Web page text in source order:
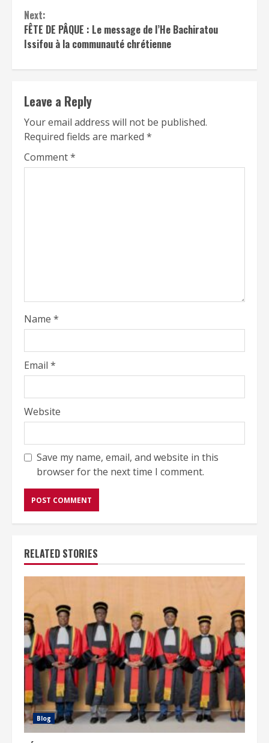
Next:
FÊTE DE PÂQUE : Le message de l’He Bachiratou
Issifou à la communauté chrétienne
Leave a Reply
Your email address will not be published.
Required fields are marked *
Comment*
Name *
Email *
Website
Save my name, email, and website in this
browser for the next time I comment.
RELATED STORIES
Blog